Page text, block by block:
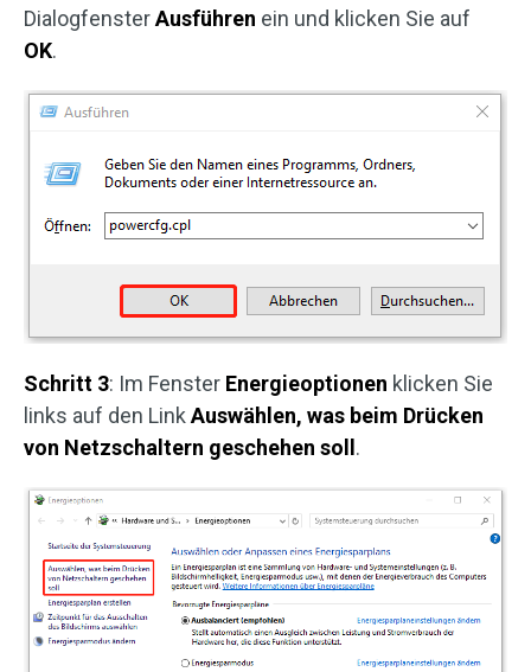
DialogfensterAusführen ein und klicken Sie auf
OK.
Schritt 3: Im Fenster Energieoptionen klicken Sie
links auf den Link Auswählen, was beim Drücken
von Netzschaltern geschehen soll.